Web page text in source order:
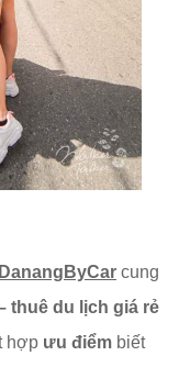
DanangByCar cung
thuê du lịch giá rẻ
hợp ưu điểm biết